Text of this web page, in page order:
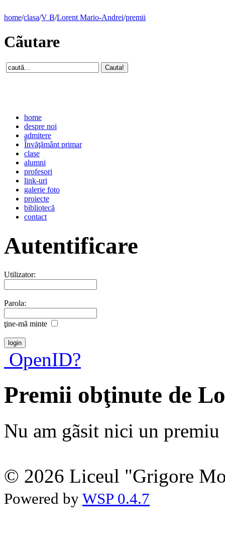
home/clasa/V B/Lorent Mario-Andrei/premii
Cãutare
home
despre noi
admitere
Învăţământ primar
clase
alumni
profesori
link-uri
galerie foto
proiecte
bibliotecă
contact
Autentificare
Utilizator:
Parola:
ţine-mã minte
OpenID?
Premii obţinute de
Nu am gãsit nici un premiu
© 2026 Liceul "Grigore
Powered by WSP 0.4.7